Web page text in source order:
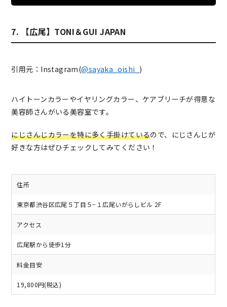
7. 【広尾】TONI＆GUI JAPAN
引用元：Instagram(@sayaka_oishi_ )
ハイトーンカラーやイヤリングカラー、ケアブリーチが得意な
美容師さんがいる美容室です。
にじさんじカラーを特に多く手掛けているので、にじさんじが
好きな方はぜひチェックしてみてください！
住所
東京都渋谷区広尾５丁目５−１広尾いがらしビル 2F
アクセス
広尾駅から徒歩1分
料金目安
19,800円(税込)